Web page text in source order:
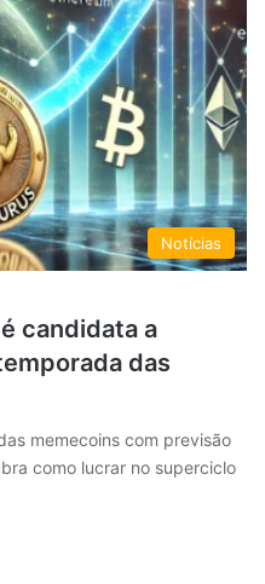
Notícias
candidata a
das
memecoins com previsão
como lucrar no superciclo